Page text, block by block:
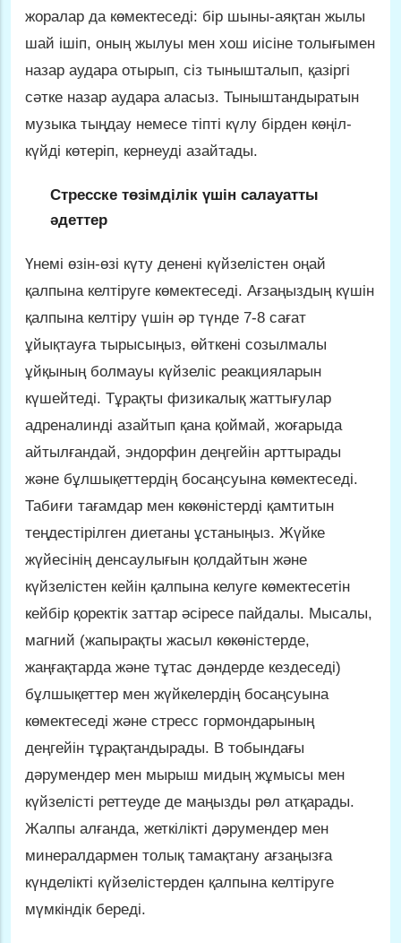
жоралар да көмектеседі: бір шыны-аяқтан жылы
шай ішіп, оның жылуы мен хош иісіне толығымен
назар аудара отырып, сіз тынышталып, қазіргі
сәтке назар аудара аласыз. Тыныштандыратын
музыка тыңдау немесе тіпті күлу бірден көңіл-
күйді көтеріп, кернеуді азайтады.
Стресске төзімділік үшін салауатты
әдеттер
Үнемі өзін-өзі күту денені күйзелістен оңай
қалпына келтіруге көмектеседі. Ағзаңыздың күшін
қалпына келтіру үшін әр түнде 7-8 сағат
ұйықтауға тырысыңыз, өйткені созылмалы
ұйқының болмауы күйзеліс реакцияларын
күшейтеді. Тұрақты физикалық жаттығулар
адреналинді азайтып қана қоймай, жоғарыда
айтылғандай, эндорфин деңгейін арттырады
және бұлшықеттердің босаңсуына көмектеседі.
Табиғи тағамдар мен көкөністерді қамтитын
теңдестірілген диетаны ұстаныңыз. Жүйке
жүйесінің денсаулығын қолдайтын және
күйзелістен кейін қалпына келуге көмектесетін
кейбір қоректік заттар әсіресе пайдалы. Мысалы,
магний (жапырақты жасыл көкөністерде,
жаңғақтарда және тұтас дәндерде кездеседі)
бұлшықеттер мен жүйкелердің босаңсуына
көмектеседі және стресс гормондарының
деңгейін тұрақтандырады. В тобындағы
дәрумендер мен мырыш мидың жұмысы мен
күйзелісті реттеуде де маңызды рөл атқарады.
Жалпы алғанда, жеткілікті дәрумендер мен
минералдармен толық тамақтану ағзаңызға
күнделікті күйзелістерден қалпына келтіруге
мүмкіндік береді.